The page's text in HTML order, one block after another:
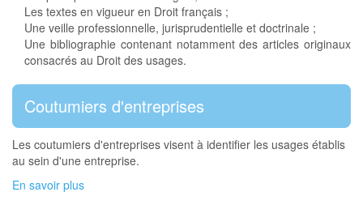
Les textes en vigueur en Droit français ;
Une veille professionnelle, jurisprudentielle et doctrinale ;
Une bibliographie contenant notamment des articles originaux
consacrés au Droit des usages.
Coutumiers d'entreprises
Les coutumiers d'entreprises visent à identifier les usages établis
au sein d'une entreprise.
En savoir plus